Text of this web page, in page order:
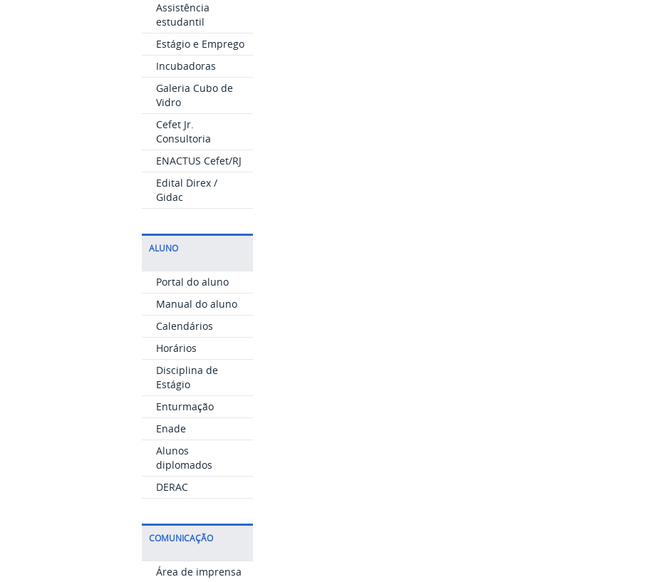
Assistência
estudantil
Estágio e Emprego
Incubadoras
Galeria Cubo de
Vidro
Cefet Jr.
Consultoria
ENACTUS Cefet/RJ
Edital Direx /
Gidac
ALUNO
Portal do aluno
Manual do aluno
Calendários
Horários
Disciplina de
Estágio
Enturmação
Enade
Alunos
diplomados
DERAC
COMUNICAÇÃO
Área de imprensa